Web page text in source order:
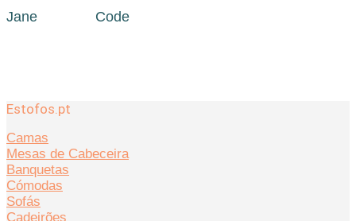
Jane Code
Estofos.pt
Camas
Mesas de Cabeceira
Banquetas
Cómodas
Sofás
Cadeirões